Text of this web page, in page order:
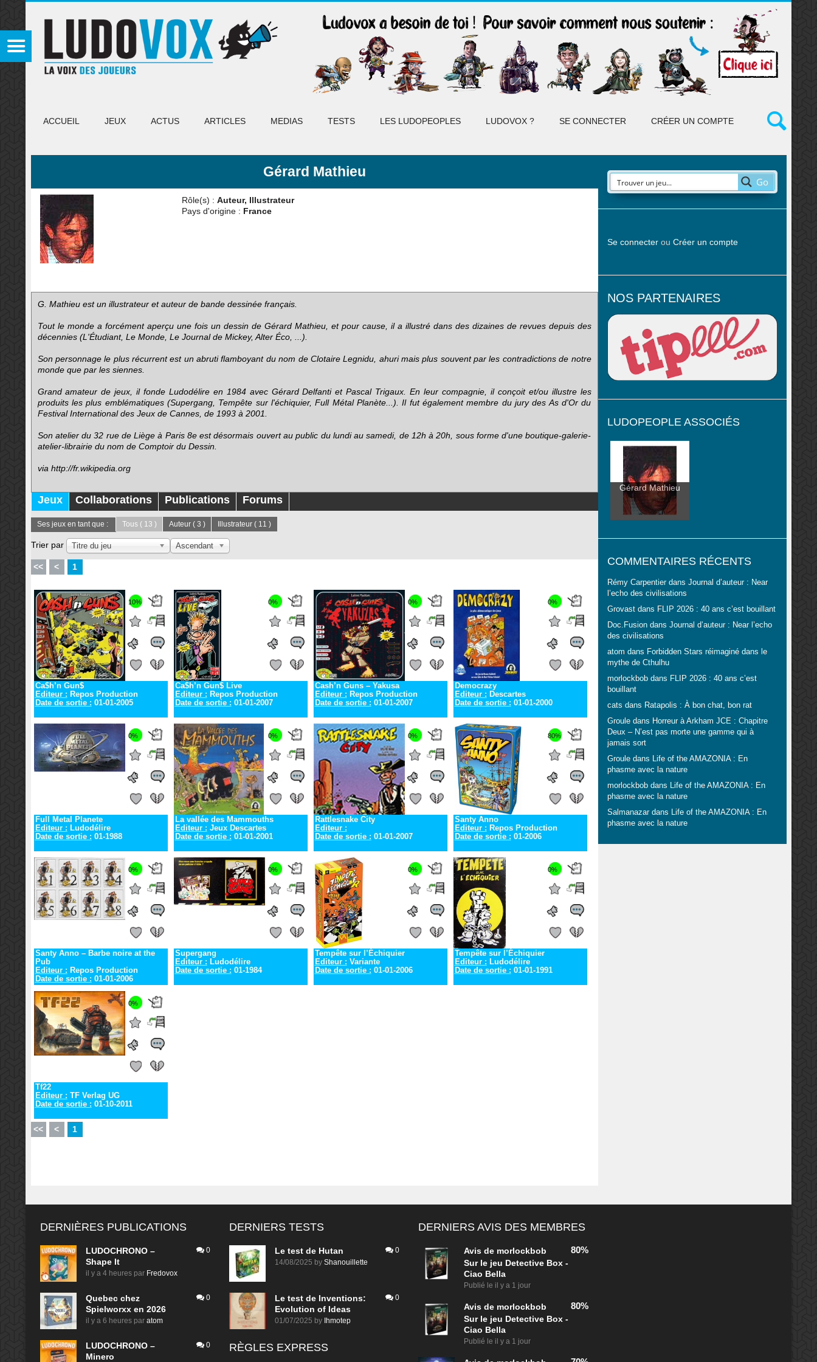
ACCUEIL JEUX ACTUS ARTICLES MEDIAS TESTS LES LUDOPEOPLES LUDOVOX ? SE CONNECTER CRÉER UN COMPTE
Gérard Mathieu
Rôle(s) : Auteur, Illustrateur
Pays d'origine : France
G. Mathieu est un illustrateur et auteur de bande dessinée français.
Tout le monde a forcément aperçu une fois un dessin de Gérard Mathieu, et pour cause, il a illustré dans des dizaines de revues depuis des
décennies (L'Étudiant, Le Monde, Le Journal de Mickey, Alter Éco, ...).
Son personnage le plus récurrent est un abruti flamboyant du nom de Clotaire Legnidu, ahuri mais plus souvent par les contradictions de notre
monde que par les siennes.
Grand amateur de jeux, il fonde Ludodélire en 1984 avec Gérard Delfanti et Pascal Trigaux. En leur compagnie, il conçoit et/ou illustre les
produits les plus emblématiques (Supergang, Tempête sur l'échiquier, Full Métal Planète...). Il fut également membre du jury des As d'Or du
Festival International des Jeux de Cannes, de 1993 à 2001.
Son atelier du 32 rue de Liège à Paris 8e est désormais ouvert au public du lundi au samedi, de 12h à 20h, sous forme d'une boutique-galerie-
atelier-librairie du nom de Comptoir du Dessin.
via http://fr.wikipedia.org
Jeux Collaborations Publications Forums
Ses jeux en tant que : Tous( 13 ) Auteur( 3 ) Illustrateur( 11 )
Trier par Titre du jeu Ascendant
<< < 1
10%
Ca$h’n Gun$
Editeur : Repos Production
Date de sortie : 01-01-2005
0%
Ca$h’n Gun$ Live
Editeur : Repos Production
Date de sortie : 01-01-2007
0%
Cash’n Guns – Yakusa
Editeur : Repos Production
Date de sortie : 01-01-2007
0%
Democrazy
Editeur : Descartes
Date de sortie : 01-01-2000
0%
Full Metal Planete
Editeur : Ludodélire
Date de sortie : 01-1988
0%
La vallée des Mammouths
Editeur : Jeux Descartes
Date de sortie : 01-01-2001
0%
Rattlesnake City
Editeur :
Date de sortie : 01-01-2007
80%
Santy Anno
Editeur : Repos Production
Date de sortie : 01-2006
0%
Santy Anno – Barbe noire at the
Pub
Editeur : Repos Production
Date de sortie : 01-01-2006
0%
Supergang
Editeur : Ludodélire
Date de sortie : 01-1984
0%
Tempête sur l’Échiquier
Editeur : Variante
Date de sortie : 01-01-2006
0%
Tempête sur l’Échiquier
Editeur : Ludodélire
Date de sortie : 01-01-1991
0%
Tf22
Editeur : TF Verlag UG
Date de sortie : 01-10-2011
<< < 1
Go
Se connecterou Créer un compte
NOS PARTENAIRES
LUDOPEOPLE ASSOCIÉS
Gérard Mathieu
COMMENTAIRES RÉCENTS
Rémy Carpentierdans Journal d’auteur : Near
l’echo des civilisations
Grovastdans FLIP 2026 : 40 ans c’est bouillant
Doc.Fusiondans Journal d’auteur : Near l’echo
des civilisations
atom dans Forbidden Stars réimaginé dans le
mythe de Cthulhu
morlockbobdans FLIP 2026 : 40 ans c’est
bouillant
cats dans Ratapolis : À bon chat, bon rat
Grouledans Horreur à Arkham JCE : Chapitre
Deux – N’est pas morte une gamme qui à
jamais sort
Grouledans Life of the AMAZONIA : En
phasme avec la nature
morlockbobdans Life of the AMAZONIA : En
phasme avec la nature
Salmanazardans Life of the AMAZONIA : En
phasme avec la nature
DERNIÈRES PUBLICATIONS
LUDOCHRONO –
Shape It
il y a 4 heures par Fredovox
0
Quebec chez
Spielworxx en 2026
il y a 6 heures par atom
0
LUDOCHRONO –
Minero
0
DERNIERS TESTS
Le test de Hutan
14/08/2025 by Shanouillette
0
Le test de Inventions:
Evolution of Ideas
01/07/2025 by Ihmotep
0
RÈGLES EXPRESS
DERNIERS AVIS DES MEMBRES
Avis de morlockbob
Sur le jeu Detective Box -
Ciao Bella
Publié le il y a 1 jour
80%
Avis de morlockbob
Sur le jeu Detective Box -
Ciao Bella
Publié le il y a 1 jour
80%